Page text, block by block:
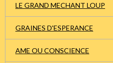
LE GRAND MECHANT LOUP
GRAINES D'ESPERANCE
AME OU CONSCIENCE